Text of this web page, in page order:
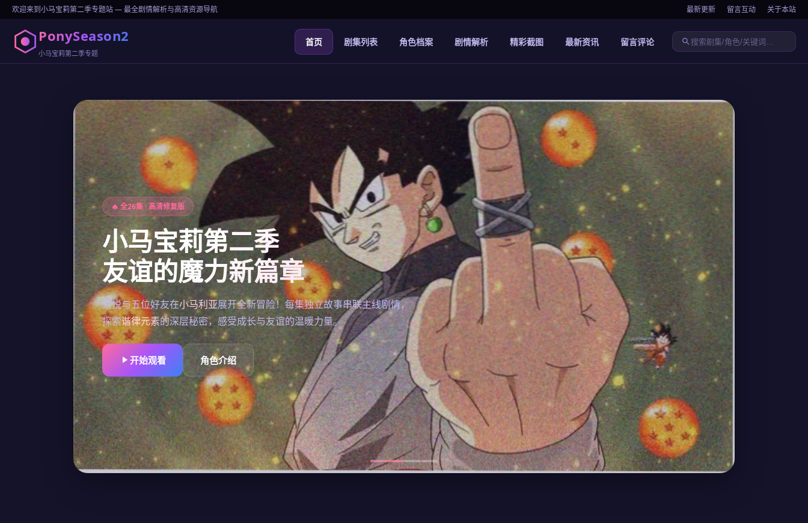
欢迎来到小马宝莉第二季专题站 — 最全剧情解析与高清资源导航 最新更新 留言互动 关于本站
PonySeason2
小马宝莉第二季专题
首页 剧集列表 角色档案 剧情解析 精彩截图 最新资讯 留言评论
🔥 全26集 · 高清修复版
小马宝莉第二季
友谊的魔力新篇章
紫悦与五位好友在小马利亚展开全新冒险！每集独立故事串联主线剧情，
探索谐律元素的深层秘密，感受成长与友谊的温暖力量。
开始观看 角色介绍